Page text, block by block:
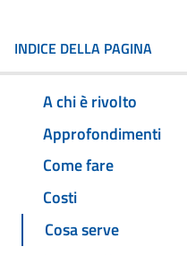
INDICE DELLA PAGINA
A chi è rivolto
Approfondimenti
Come fare
Costi
Cosa serve